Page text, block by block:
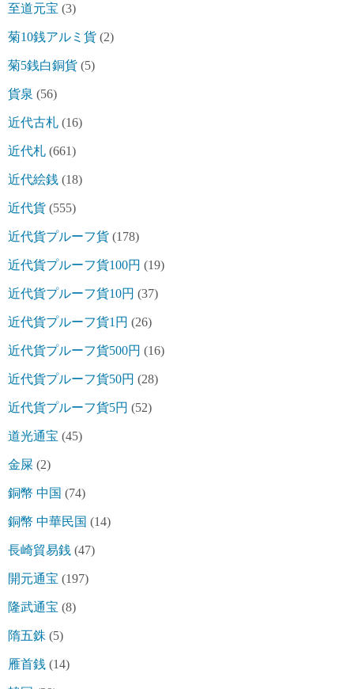
至道元宝 (3)
菊10銭アルミ貨 (2)
菊5銭白銅貨 (5)
貨泉 (56)
近代古札 (16)
近代札 (661)
近代絵銭 (18)
近代貨 (555)
近代貨プルーフ貨 (178)
近代貨プルーフ貨100円 (19)
近代貨プルーフ貨10円 (37)
近代貨プルーフ貨1円 (26)
近代貨プルーフ貨500円 (16)
近代貨プルーフ貨50円 (28)
近代貨プルーフ貨5円 (52)
道光通宝 (45)
金屎 (2)
銅幣 中国 (74)
銅幣 中華民国 (14)
長崎貿易銭 (47)
開元通宝 (197)
隆武通宝 (8)
隋五銖 (5)
雁首銭 (14)